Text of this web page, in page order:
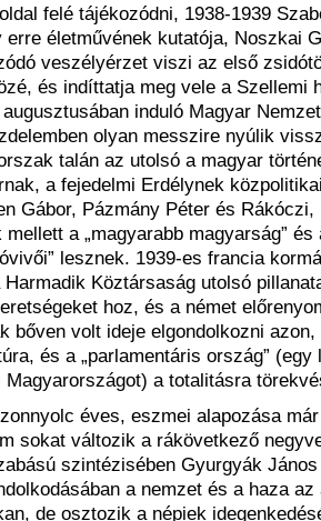
felé tájékozódni, 1938-1939
erre életművének kutatója, Noszkai
veszélyérzet viszi az első
és indíttatja meg vele a Szellemi
induló Magyar
olyan messzire nyúlik
talán az utolsó a magyar
a fejedelmi Erdélynek
Gábor, Pázmány Péter és Rákóczi,
a „magyarabb magyarság” és
lesznek. 1939-es francia
Köztársaság utolsó
hoz, és a német
bőven volt ideje elgondolkozni
és a „parlamentáris ország” (egy
Magyarországot) a totalitásra
éves, eszmei alapozása
sokat változik a rákövetkező
szintézisében Gyurgyák
a nemzet és a haza az
de osztozik a népiek